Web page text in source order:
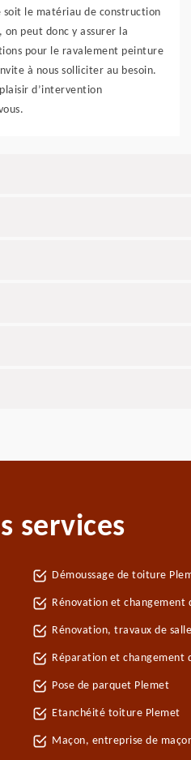
soit le matériau de construction
on peut donc y assurer la
pour le ravalement peinture
à nous solliciter au besoin.
d’intervention
services
Démoussage de toiture
Rénovation et changement
Rénovation, travaux de
Réparation et
Pose de parquet Plemet
Etanchéité toiture Plemet
Maçon, entreprise de